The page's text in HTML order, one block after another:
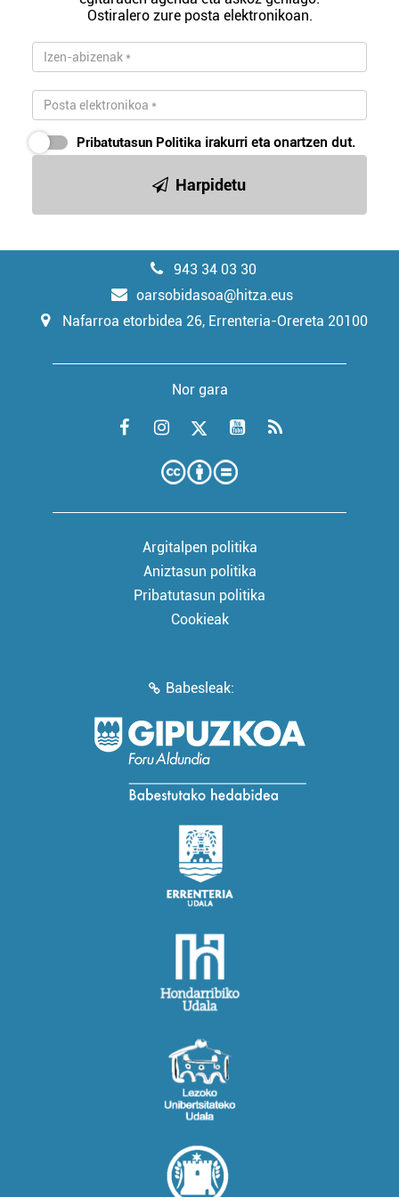
Ostiralero zure posta elektronikoan.
Pribatutasun Politika irakurri eta onartzen dut.
Harpidetu
943 34 03 30
oarsobidasoa@hitza.eus
Nafarroa etorbidea 26, Errenteria-Orereta 20100
Nor gara
Argitalpen politika
Aniztasun politika
Pribatutasun politika
Cookieak
Babesleak: